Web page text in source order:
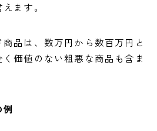
ます。
品は、数万円から数百万円と
価値のない粗悪な商品も含ま